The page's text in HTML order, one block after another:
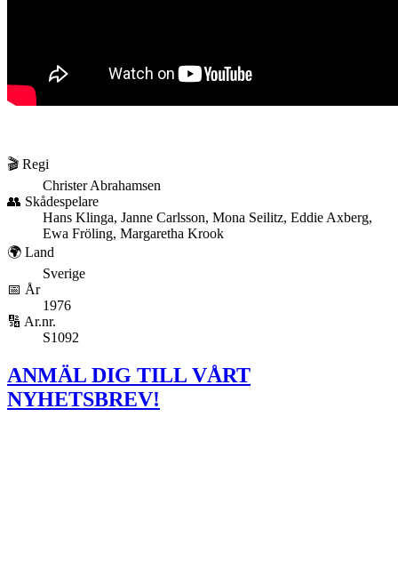
🎬 Regi
Christer Abrahamsen
👥 Skådespelare
Hans Klinga, Janne Carlsson, Mona Seilitz, Eddie Axberg,
Ewa Fröling, Margaretha Krook
🌍 Land
Sverige
📅 År
1976
🔢 Ar.nr.
S1092
ANMÄL DIG TILL VÅRT
NYHETSBREV!